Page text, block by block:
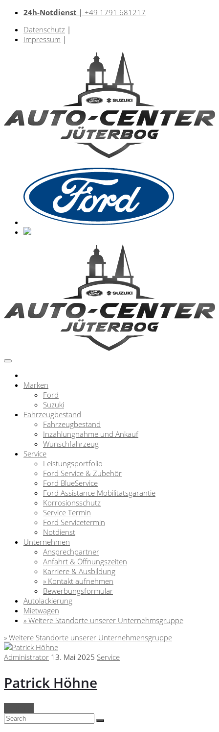
24h-Notdienst | +49 1791 681217
Datenschutz |
Impressum |
Marken
Ford
Suzuki
Fahrzeugbestand
Fahrzeugbestand
Inzahlungnahme und Ankauf
Wunschfahrzeug
Service
Leistungsportfolio
Ford Service & Zubehör
Ford BlueService
Ford Assistance Mobilitätsgarantie
Korrosionsschutz
Service Termin
Ford Servicetermin
Notdienst
Unternehmen
Ansprechpartner
Anfahrt & Öffnungszeiten
Karriere & Ausbildung
» Kontakt aufnehmen
Bewerbungsformular
Autolackierung
Mietwagen
» Weitere Standorte unserer Unternehmsgruppe
» Weitere Standorte unserer Unternehmensgruppe
Administrator 13. Mai 2025 Service
Patrick Höhne